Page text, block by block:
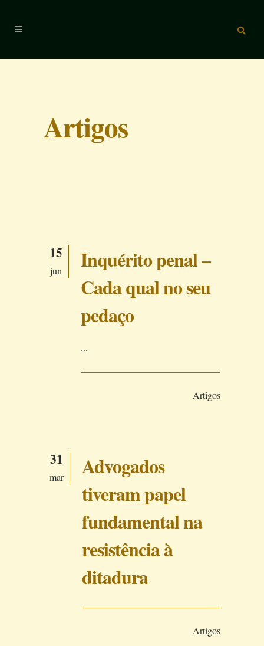
Artigos
15
jun
Inquérito penal –
Cada qual no seu
pedaço
...
Artigos
31
mar
Advogados
tiveram papel
fundamental na
resistência à
ditadura
Artigos